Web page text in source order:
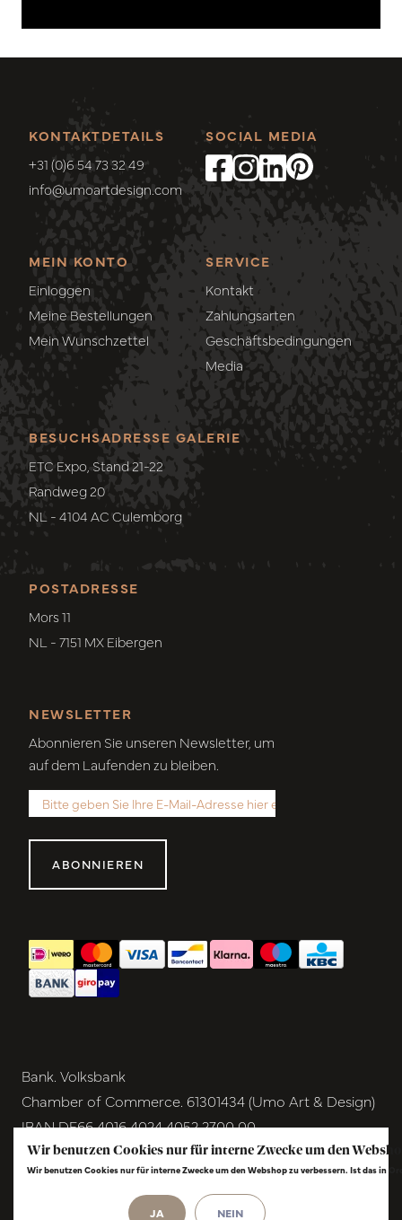
KONTAKTDETAILS
+31 (0)6 54 73 32 49
info@umoartdesign.com
MEIN KONTO
Einloggen
Meine Bestellungen
Mein Wunschzettel
SERVICE
Kontakt
Zahlungsarten
Geschäftsbedingungen
Media
SOCIAL MEDIA
POSTADRESSE
Mors 11
NL - 7151 MX Eibergen
BESUCHSADRESSE GALERIE
ETC Expo, Stand 21-22
Randweg 20
NL - 4104 AC Culemborg
NEWSLETTER
Abonnieren Sie unseren Newsletter, um
auf dem Laufenden zu bleiben.
ABONNIEREN
Bank. Volksbank
Chamber of Commerce. 61301434 (Umo Art & Design)
IBAN DE66 4016 4024 4052 2700 00
BIC GENODEM1GRN
VAT NL854291040B01
© Copyright 2026 - Umo Art & Design |
Wir benutzen Cookies nur für interne Zwecke um den
Wir benutzen Cookies nur für interne Zwecke um den Webshop zu verbessern. Ist das in
JA NEIN